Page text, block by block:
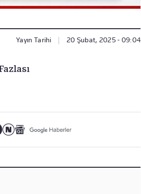
Yayın Tarihi 20 Şubat, 2025 - 09:04